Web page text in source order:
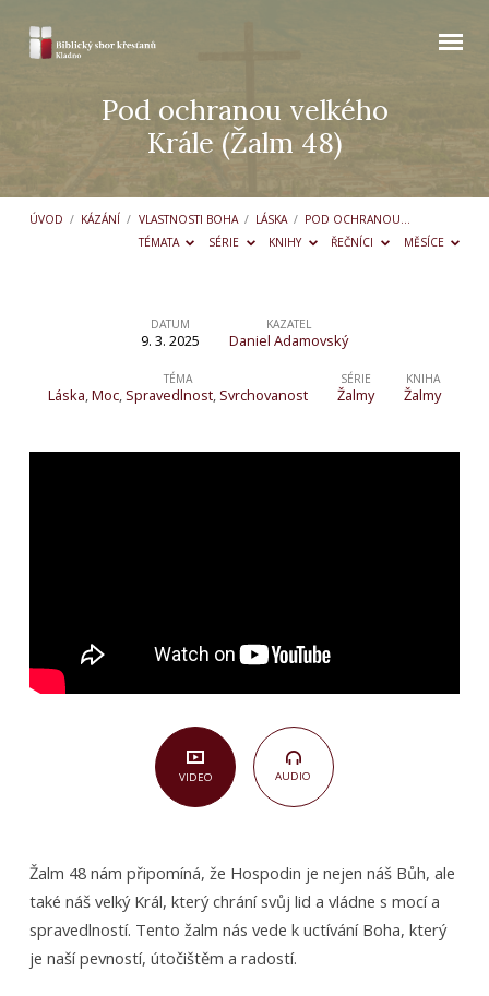
Pod ochranou velkého
Krále (Žalm 48)
ÚVOD / KÁZÁNÍ / VLASTNOSTI BOHA / LÁSKA / POD OCHRANOU…
TÉMATA
SÉRIE KNIHY ŘEČNÍCI MĚSÍCE
ochranou
Krále
DATUM
9. 3. 2025
KAZATEL
Daniel Adamovský
TÉMA
Láska,Moc, Spravedlnost, Svrchovanost
SÉRIE
Žalmy
KNIHA
Žalmy
VIDEO AUDIO
Žalm 48 nám připomíná, že Hospodin je nejen náš Bůh, ale
také náš velký Král, který chrání svůj lid a vládne s mocí a
spravedlností. Tento žalm nás vede k uctívání Boha, který
je naší pevností, útočištěm a radostí.